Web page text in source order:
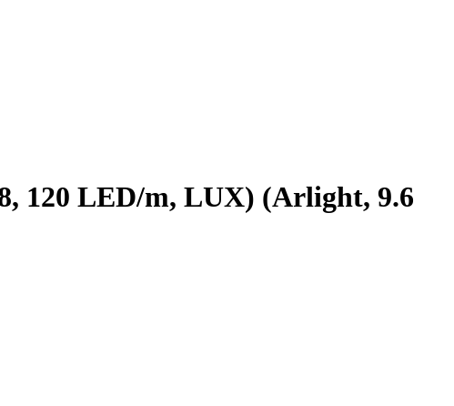
120 LED/m, LUX) (Arlight, 9.6